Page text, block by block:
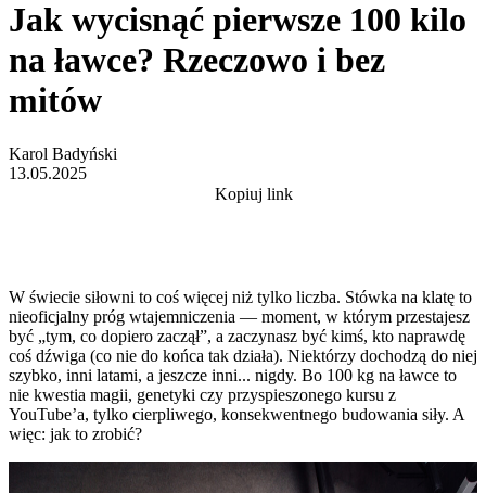
Jak wycisnąć pierwsze 100 kilo
na ławce? Rzeczowo i bez
mitów
Karol Badyński
13.05.2025
Kopiuj link
W świecie siłowni to coś więcej niż tylko liczba. Stówka na klatę to
nieoficjalny próg wtajemniczenia — moment, w którym przestajesz
być „tym, co dopiero zaczął”, a zaczynasz być kimś, kto naprawdę
coś dźwiga (co nie do końca tak działa). Niektórzy dochodzą do niej
szybko, inni latami, a jeszcze inni... nigdy. Bo 100 kg na ławce to
nie kwestia magii, genetyki czy przyspieszonego kursu z
YouTube’a, tylko cierpliwego, konsekwentnego budowania siły. A
więc: jak to zrobić?